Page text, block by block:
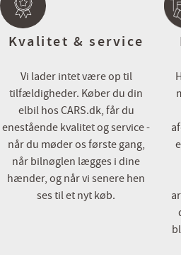
Kvalitet & service
Vi lader intet være op til
tilfældigheder. Køber du din
elbil hos CARS.dk, får du
enestående kvalitet og service -
når du møder os første gang,
når bilnøglen lægges i dine
hænder, og når vi senere hen
ses til et nyt køb.